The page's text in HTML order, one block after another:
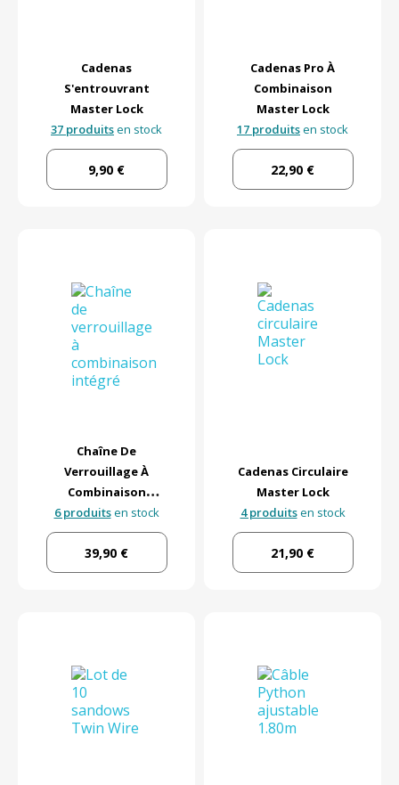
Cadenas
S'entrouvrant
Master Lock
37 produitsen stock
9,90 €
Cadenas Pro À
Combinaison
Master Lock
17 produitsen stock
22,90 €
Chaîne De
Verrouillage À
Combinaison
Intégré Master Lock
6 produitsen stock
39,90 €
Cadenas Circulaire
Master Lock
4 produitsen stock
21,90 €